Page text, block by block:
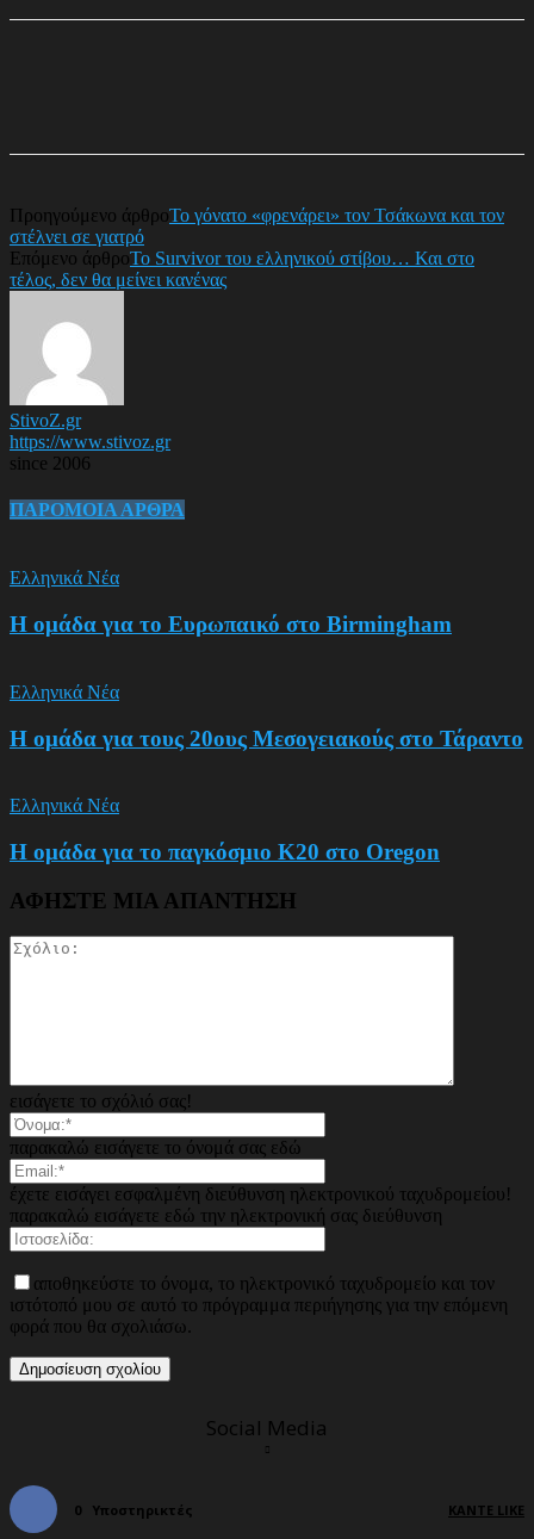
Προηγούμενο άρθροΤο γόνατο «φρενάρει» τον Τσάκωνα και τον
στέλνει σε γιατρό
Επόμενο άρθροΤο Survivor του ελληνικού στίβου… Και στο
τέλος, δεν θα μείνει κανένας
StivoZ.gr
https://www.stivoz.gr
since 2006
ΠΑΡΟΜΟΙΑ ΑΡΘΡΑ
Ελληνικά Νέα
Η ομάδα για το Ευρωπαικό στο Birmingham
Ελληνικά Νέα
Η ομάδα για τους 20ους Μεσογειακούς στο Τάραντο
Ελληνικά Νέα
Η ομάδα για το παγκόσμιο Κ20 στο Oregon
ΑΦΗΣΤΕ ΜΙΑ ΑΠΑΝΤΗΣΗ
εισάγετε το σχόλιό σας!
παρακαλώ εισάγετε το όνομά σας εδώ
έχετε εισάγει εσφαλμένη διεύθυνση ηλεκτρονικού ταχυδρομείου!
παρακαλώ εισάγετε εδώ την ηλεκτρονική σας διεύθυνση
αποθηκεύστε το όνομα, το ηλεκτρονικό ταχυδρομείο και τον
ιστότοπό μου σε αυτό το πρόγραμμα περιήγησης για την επόμενη
φορά που θα σχολιάσω.
Social Media
0 Υποστηρικτές ΚΆΝΤΕ LIKE